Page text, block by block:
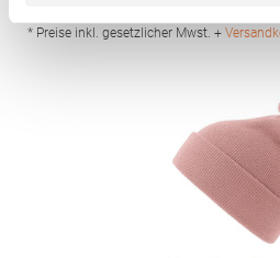
info/Grammatur: 180 g/
* Preise inkl. gesetzlicher Mwst. +